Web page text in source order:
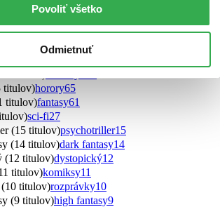
Povoliť všetko
Odmietnuť
(1 titul)rozhovory1
titulov)horory65
titulov)fantasy61
sci-fi27
(15 titulov)psychotriller15
(14 titulov)dark fantasy14
(12 titulov)dystopický12
titulov)komiksy11
titulov)rozprávky10
(9 titulov)high fantasy9